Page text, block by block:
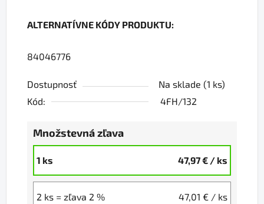
ALTERNATÍVNE KÓDY PRODUKTU:
84046776
Dostupnosť Na sklade (1 ks)
Kód:
4FH/132
Množstevná zľava
1 ks 47,97 € / ks
2 ks = zľava 2 % 47,01 € / ks